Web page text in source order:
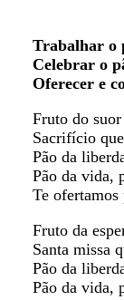
Trabalhar o
Celebrar o
Oferecer e
Fruto do
Sacrifício
Pão da
Pão da vida,
Te ofertamos
Fruto da
Santa missa
Pão da
Pão da vida,